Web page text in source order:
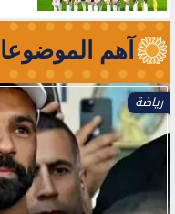
آهم
رياضة